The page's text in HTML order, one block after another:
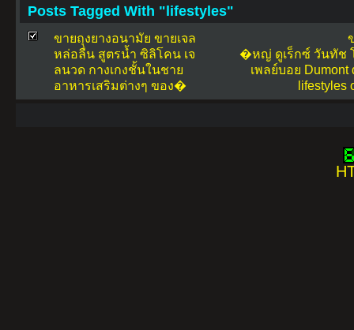
Posts Tagged With "lifestyles"
�หญ่ ดูเร็กซ์ วันทัช
เพลย์บอย Dumont
lifestyles
ขายถุงยางอนามัย ขายเจล
หล่อลื่น สูตรน้ำ ซิลิโคน เจ
ลนวด กางเกงชั้นในชาย
อาหารเสริมต่างๆ ของ�